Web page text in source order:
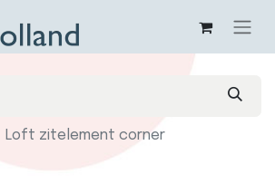
Loft zitelement corner